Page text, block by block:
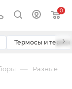
0
Термосы и ›
— Разные